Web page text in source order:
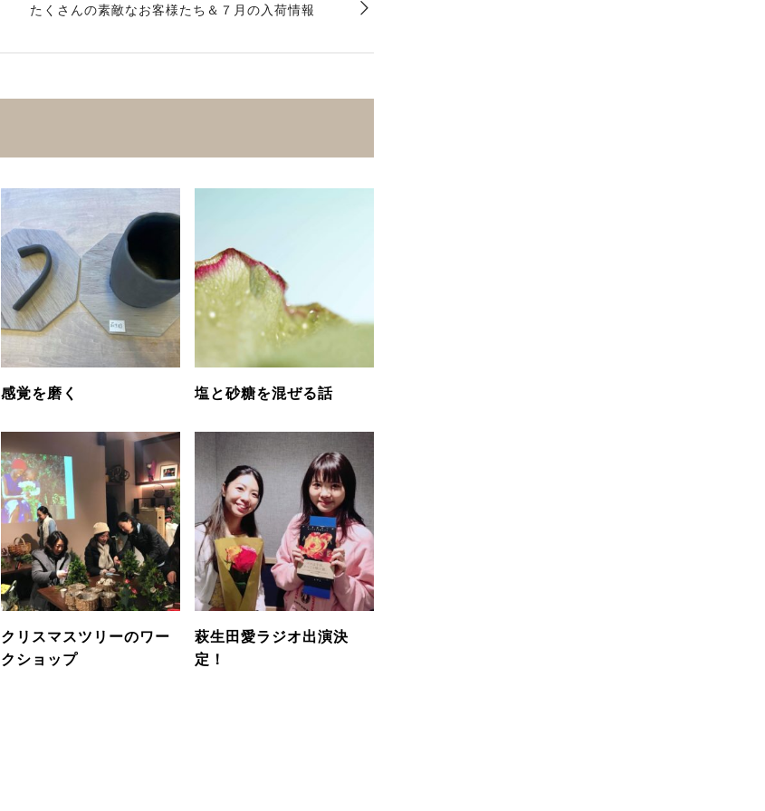
たくさんの素敵なお客様たち＆７月の入荷情報
感覚を磨く 塩と砂糖を混ぜる話
クリスマスツリーのワー
クショップ
萩生田愛ラジオ出演決
定！